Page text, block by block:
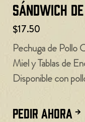
Sándwich
$17.50
Pechuga de Pollo
Miel y Tablas de
Disponible con
PEDIR AHORA